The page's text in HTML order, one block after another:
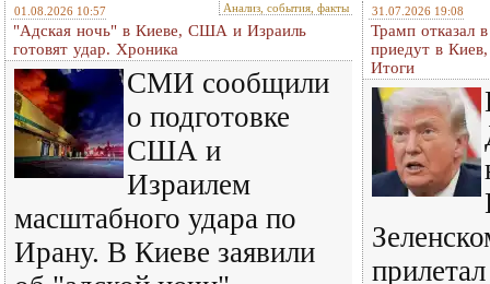
01.08.2026 10:57 Анализ, события, факты
"Адская ночь" в Киеве, США и Израиль
готовят удар. Хроника
СМИ сообщили
о подготовке
США и
Израилем
масштабного удара по
Ирану. В Киеве заявили
31.07.2026 19:08
Трамп отказал
приедут в
Итоги